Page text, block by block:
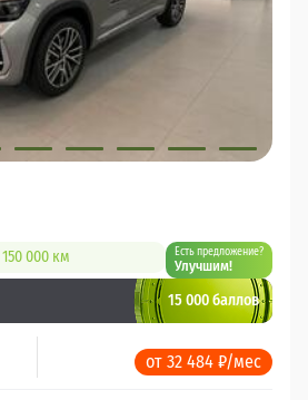
000 км Есть предложение?
Улучшим!
15 000 баллов
от 32 484 ₽/мес